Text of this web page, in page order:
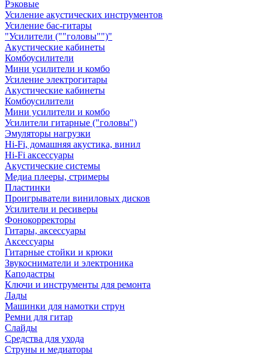
Рэковые
Усиление акустических инструментов
Усиление бас-гитары
"Усилители (""головы"")"
Акустические кабинеты
Комбоусилители
Мини усилители и комбо
Усиление электрогитары
Акустические кабинеты
Комбоусилители
Мини усилители и комбо
Усилители гитарные ("головы")
Эмуляторы нагрузки
Hi-Fi, домашняя акустика, винил
Hi-Fi аксессуары
Акустические системы
Медиа плееры, стримеры
Пластинки
Проигрыватели виниловых дисков
Усилители и ресиверы
Фонокорректоры
Гитары, аксессуары
Аксессуары
Гитарные стойки и крюки
Звукосниматели и электроника
Каподастры
Ключи и инструменты для ремонта
Лады
Машинки для намотки струн
Ремни для гитар
Слайды
Средства для ухода
Струны и медиаторы